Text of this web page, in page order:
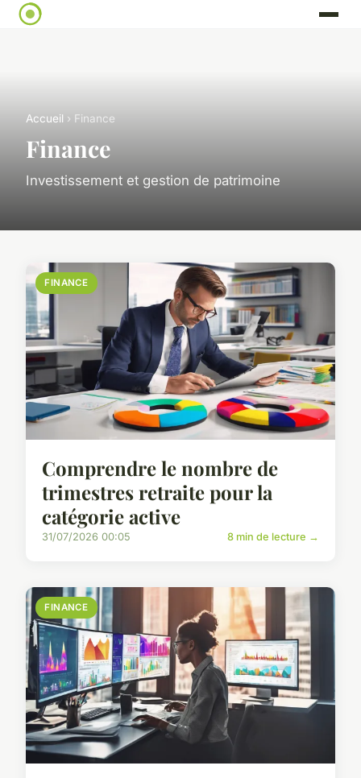
Accueil › Finance
Finance
Investissement et gestion de patrimoine
FINANCE
Comprendre le nombre de
trimestres retraite pour la
catégorie active
31/07/2026 00:05 8 min de lecture →
FINANCE